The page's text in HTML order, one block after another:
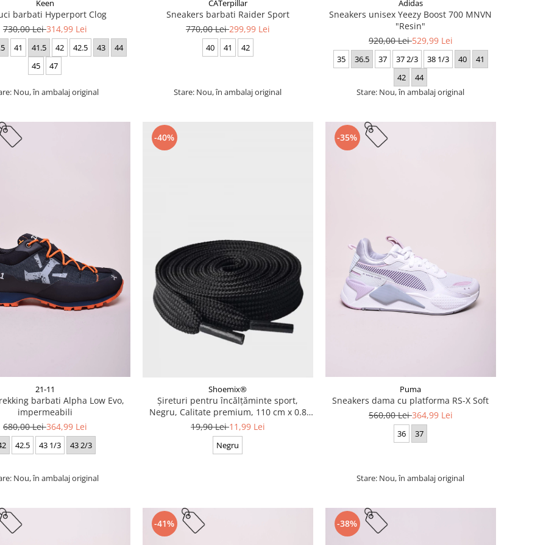
Keen
barbati Hyperport Clog
730,00 Lei314,99 Lei
41 41.5 42 42.5 43
44
45
47
Nou, în ambalaj original
CATerpillar
Sneakers barbati Raider Sport
770,00 Lei299,99 Lei
40 41 42
Stare: Nou, în ambalaj original
Adidas
Sneakers unisex Yeezy Boost 700 MNVN
"Resin"
920,00 Lei529,99 Lei
35 36.5 37 37 2/3 38 1/3 40
41
42
44
Stare: Nou, în ambalaj original
21-11
barbati Alpha Low Evo,
impermeabili
680,00 Lei364,99 Lei
42.5 43 1/3 43 2/3
Nou, în ambalaj original
-40%
Shoemix®
Șireturi pentru încălțăminte sport,
Negru, Calitate premium, 110 cm x 0.8
cm
19,90 Lei11,99 Lei
Negru
-35%
Puma
Sneakers dama cu platforma RS-X Soft
560,00 Lei364,99 Lei
36 37
Stare: Nou, în ambalaj original
-41% -38%